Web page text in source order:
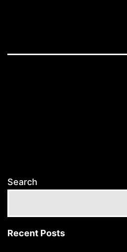
Search
Recent Posts